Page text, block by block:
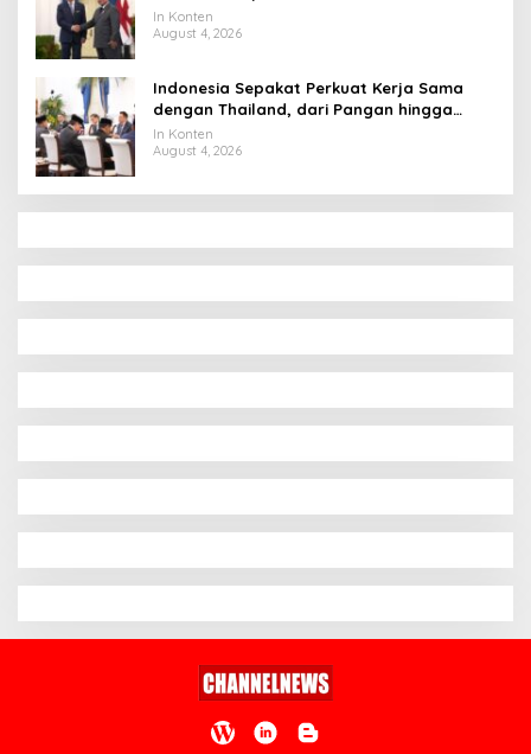
Tahun ke Raja Thailand
In Konten
August 4, 2026
Indonesia Sepakat Perkuat Kerja Sama
dengan Thailand, dari Pangan hingga
Ekonomi Digital
In Konten
August 4, 2026